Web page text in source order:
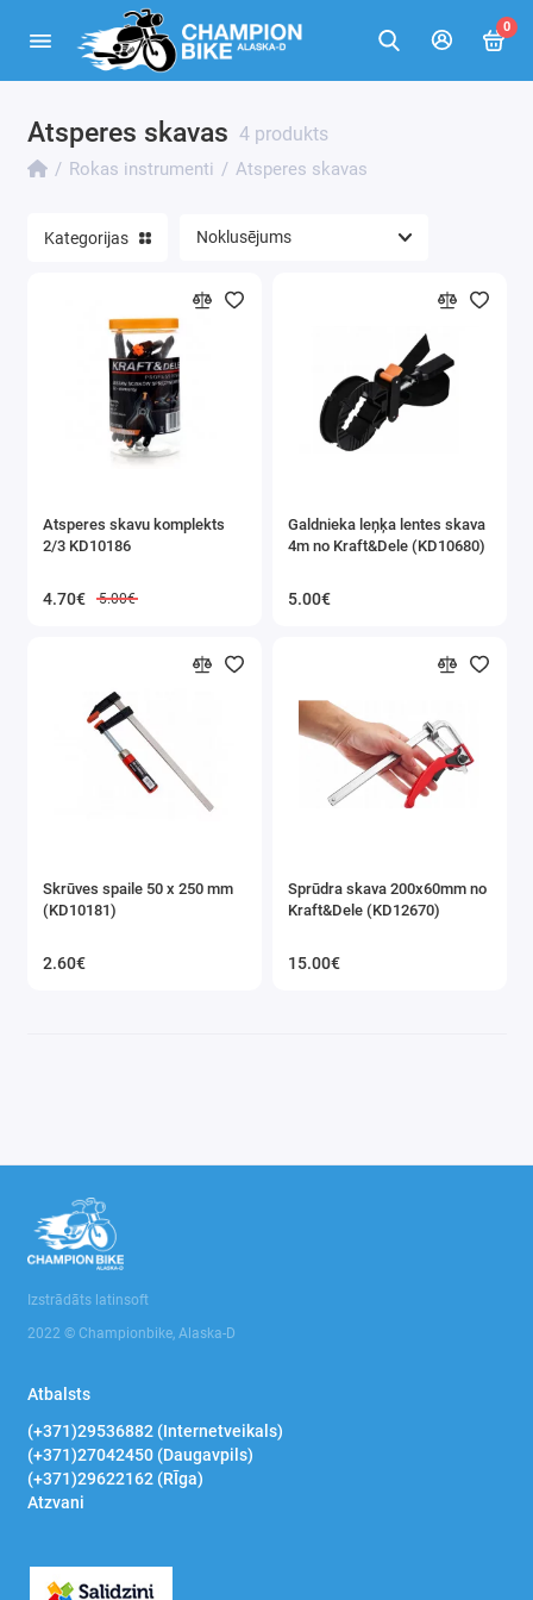
0
Atsperes skavas 4 produkts
Rokas instrumenti Atsperes skavas
Loka izvilcēji
Skrūvgrieži
Vispārīgi produkti
Кnaibles
Āmuri
Atslēgas
Poliuretāna putu pistoles
Magnētiskie turētāji
Kniedētāji
Kategorijas
Atsperes skavu komplekts
2/3 KD10186
4.70€ 5.00€
Galdnieka leņķa lentes skava
4m no Kraft&Dele (KD10680)
5.00€
Skrūves spaile 50 x 250 mm
(KD10181)
2.60€
Sprūdra skava 200x60mm no
Kraft&Dele (KD12670)
15.00€
Izstrādāts latinsoft
2022 © Championbike, Alaska-D
Atbalsts
(+371)29536882 (Internetveikals)
(+371)27042450 (Daugavpils)
(+371)29622162 (RĪga)
Atzvani